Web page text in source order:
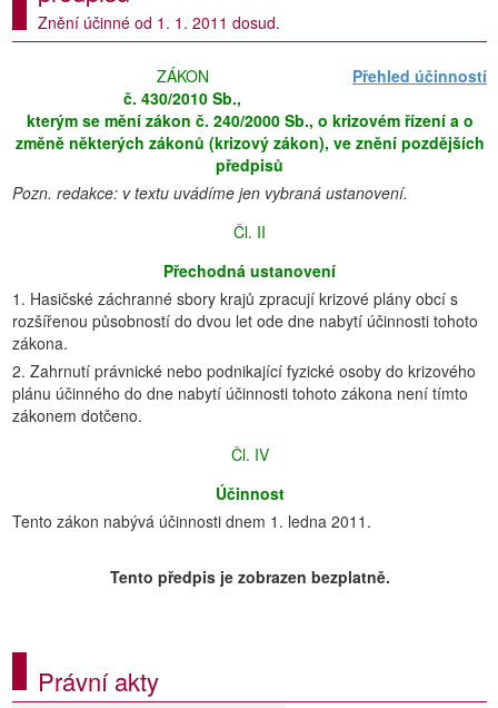
Znění účinné od 1. 1. 2011 dosud.
Přehled účinností
ZÁKON
č. 430/2010 Sb.,
kterým se mění zákon č. 240/2000 Sb., o krizovém řízení a o
změně některých zákonů (krizový zákon), ve znění pozdějších
předpisů
Pozn. redakce: v textu uvádíme jen vybraná ustanovení.
Čl. II
Přechodná ustanovení
1. Hasičské záchranné sbory krajů zpracují krizové plány obcí s
rozšířenou působností do dvou let ode dne nabytí účinnosti tohoto
zákona.
2. Zahrnutí právnické nebo podnikající fyzické osoby do krizového
plánu účinného do dne nabytí účinnosti tohoto zákona není tímto
zákonem dotčeno.
Čl. IV
Účinnost
Tento zákon nabývá účinnosti dnem 1. ledna 2011.
Tento předpis je zobrazen bezplatně.
Právní akty